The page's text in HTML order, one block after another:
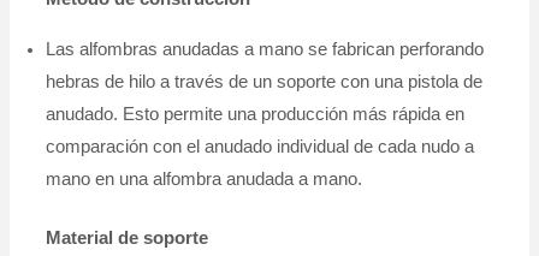
Las alfombras anudadas a mano se fabrican perforando
hebras de hilo a través de un soporte con una pistola de
anudado. Esto permite una producción más rápida en
comparación con el anudado individual de cada nudo a
mano en una alfombra anudada a mano.
Material de soporte